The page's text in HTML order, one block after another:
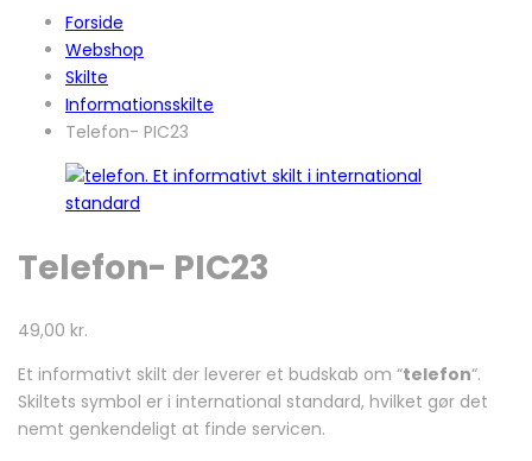
Forside
Webshop
Skilte
Informationsskilte
Telefon- PIC23
Telefon- PIC23
49,00 kr.
Et informativt skilt der leverer et budskab om “telefon“.
Skiltets symbol er i international standard, hvilket gør det
nemt genkendeligt at finde servicen.